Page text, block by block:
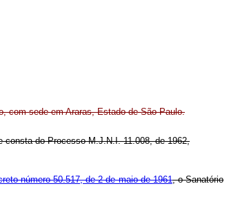
com sede em Araras, Estado de São Paulo.
consta do Processo M.J.N.I. 11.008, de 1962,
número 50.517, de 2 de maio de 1961, o Sanatório